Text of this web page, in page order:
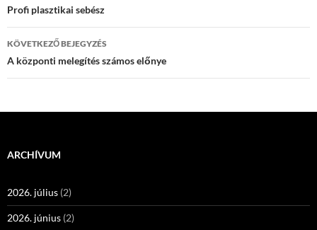
navigációja
Profi plasztikai sebész
KÖVETKEZŐ BEJEGYZÉS
A központi melegítés számos előnye
ARCHÍVUM
2026. július (2)
2026. június (2)